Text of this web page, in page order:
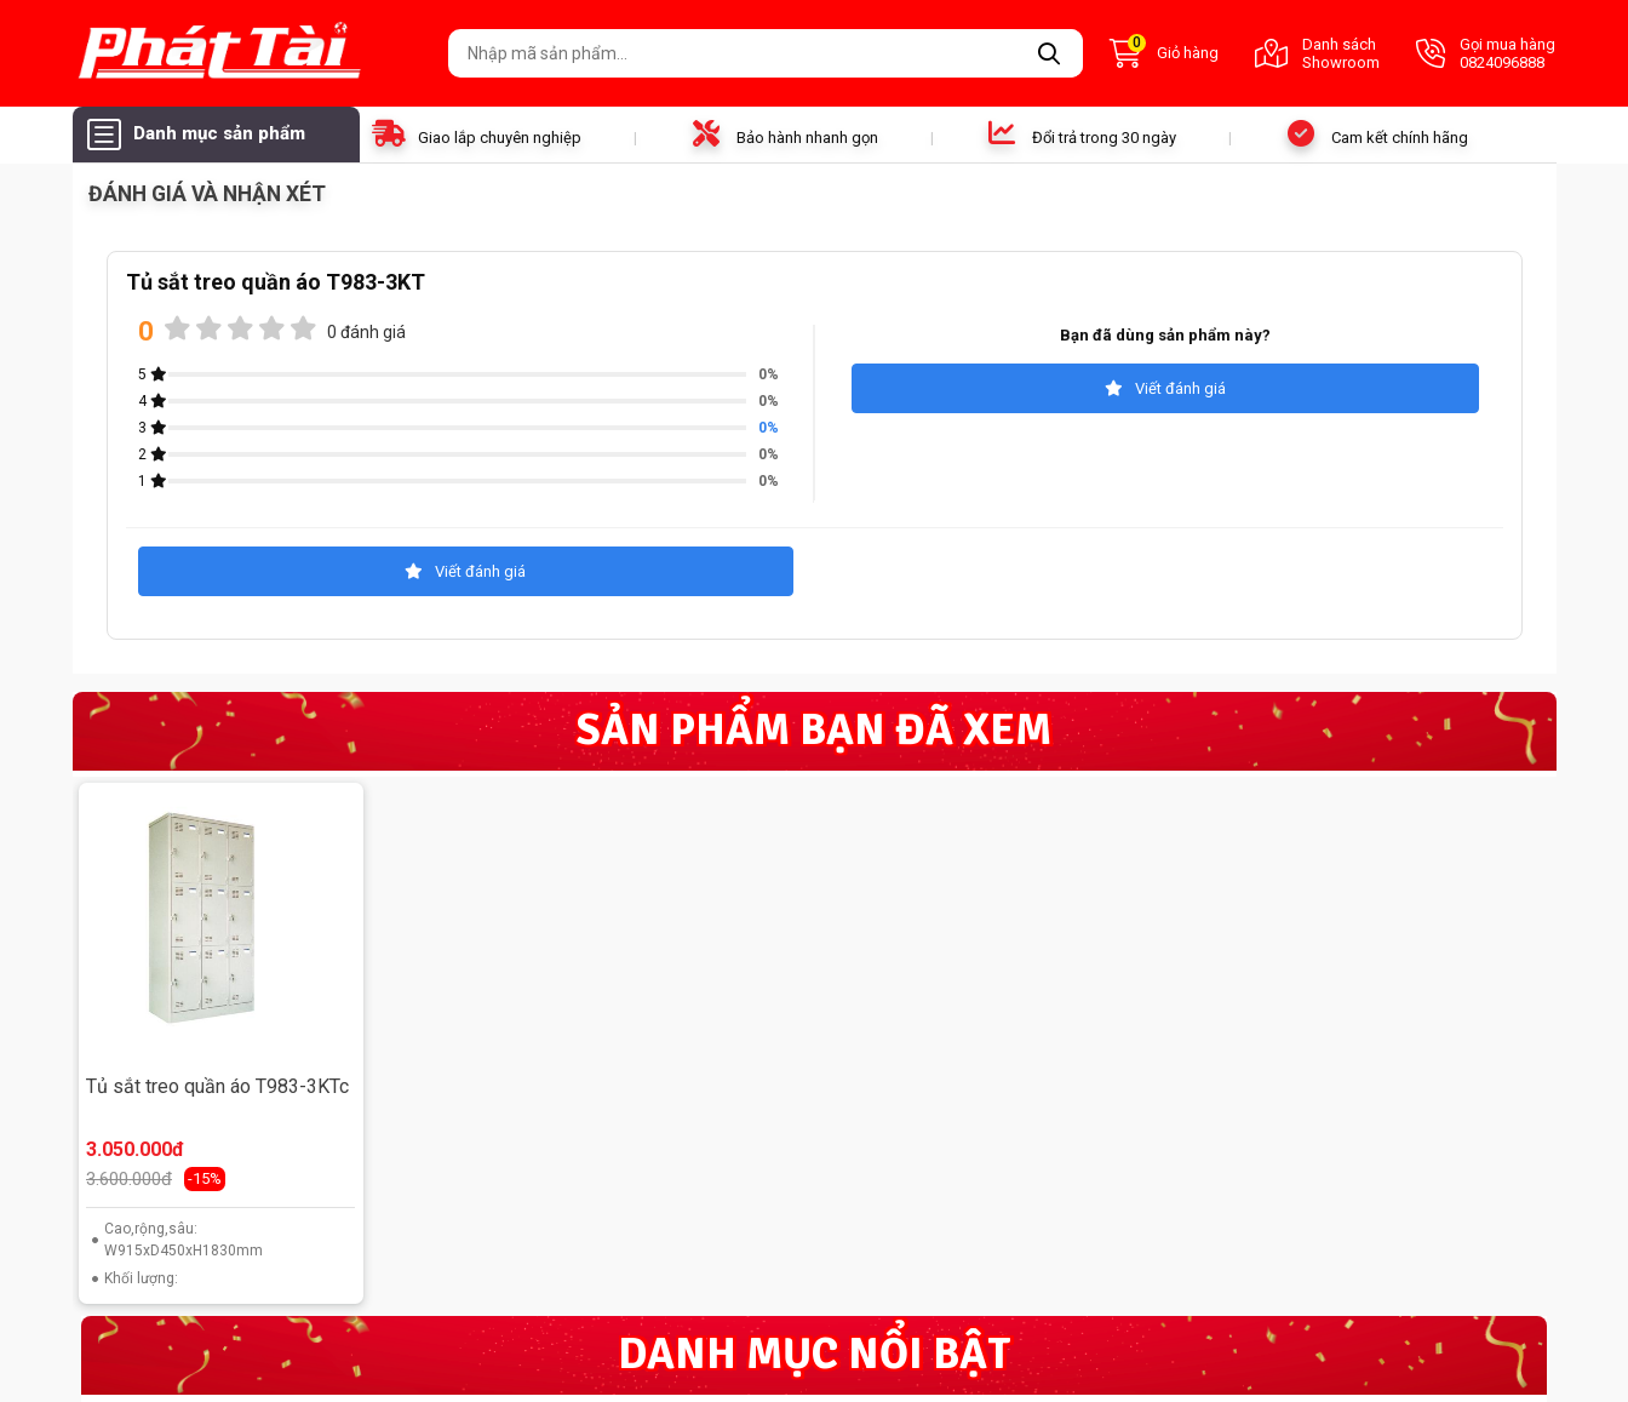
0
Giỏ hàng
Danh sách
Showroom
Gọi mua hàng
0824096888
Danh mục sản phẩm Giao lắp chuyên nghiệp Bảo hành nhanh gọn Đổi trả trong 30 ngày Cam kết chính hãng
ĐÁNH GIÁ VÀ NHẬN XÉT
Tủ sắt treo quần áo T983-3KT
0 0 đánh giá
5
0%
4
0%
3
0%
2
0%
1
0%
Bạn đã dùng sản phẩm này?
Viết đánh giá
Viết đánh giá
SẢN PHẨM BẠN ĐÃ XEM
Tủ sắt treo quần áo T983-3KTc
3.050.000đ
3.600.000đ -15%
Cao,rộng,sâu:
W915xD450xH1830mm
Khối lượng:
DANH MỤC NỔI BẬT